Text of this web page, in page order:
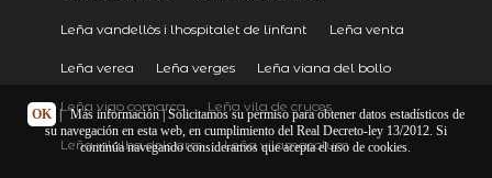
Leña vandellòs i lhospitalet de linfant Leña venta
Leña verea Leña verges Leña viana del bollo
Leña vigo comarca Leña vila de cruces
Leña vilalba dels arcs Leña vilamacolum
OK | Más información| Solicitamos su permiso para obtener datos estadísticos de
su navegación en esta web, en cumplimiento del Real Decreto-ley 13/2012. Si
continúa navegando consideramos que acepta el uso de cookies.